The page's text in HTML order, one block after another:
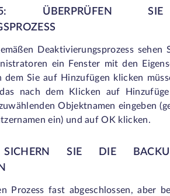
ÜBERPRÜFEN
Deaktivierungsprozess sehen
ein Fenster mit den
Sie auf Hinzufügen klicken
nach dem Klicken auf
Objektnamen eingeben
ein) und auf OK klicken.
SIE DIE
Prozess fast abgeschlossen, aber